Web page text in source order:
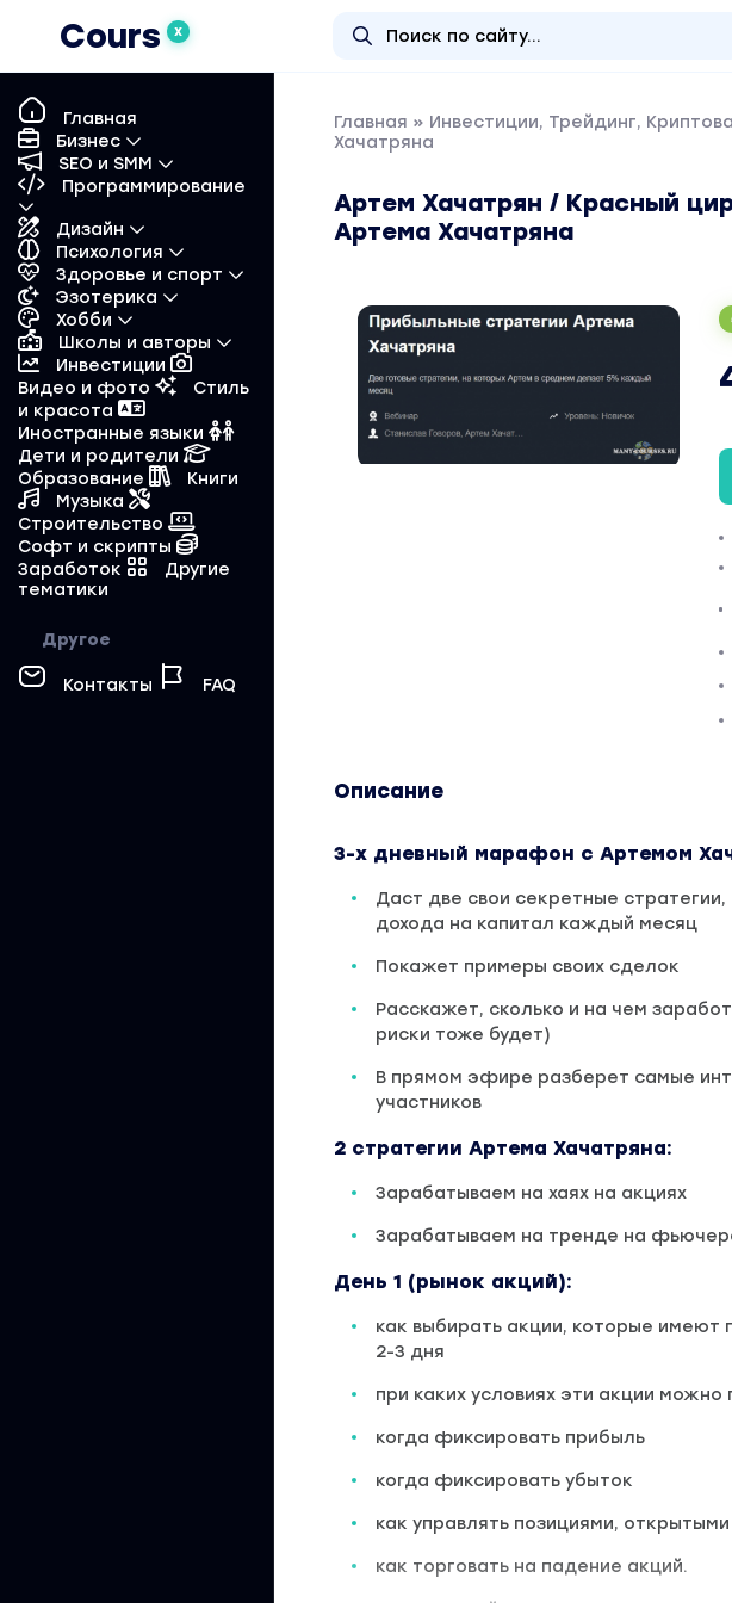
Cours X
Главная
Бизнес
SEO и SMM
Программирование
Дизайн
Психология
Здоровье и спорт
Эзотерика
Хобби
Школы и авторы
Инвестиции
Видео и фото
Стиль
и красота
Иностранные языки
Дети и родители
Образование
Книги
Музыка
Строительство
Софт и скрипты
Заработок
Другие
тематики
Другое
Контакты FAQ
Главная » Инвестиции, Трейдинг,
Хачатряна
Артем Хачатрян / Красный
Артема Хачатряна
Описание
3-х дневный марафон с Артемом
Даст две свои секретные
дохода на капитал каждый месяц
Покажет примеры своих сделок
Расскажет, сколько и на чем
риски тоже будет)
В прямом эфире разберет самые
участников
2 стратегии Артема Хачатряна:
Зарабатываем на хаях на акциях
Зарабатываем на тренде на
День 1 (рынок акций):
как выбирать акции, которые имеют
2-3 дня
при каких условиях эти акции можно
когда фиксировать прибыль
когда фиксировать убыток
как управлять позициями, открытыми
как торговать на падение акций.